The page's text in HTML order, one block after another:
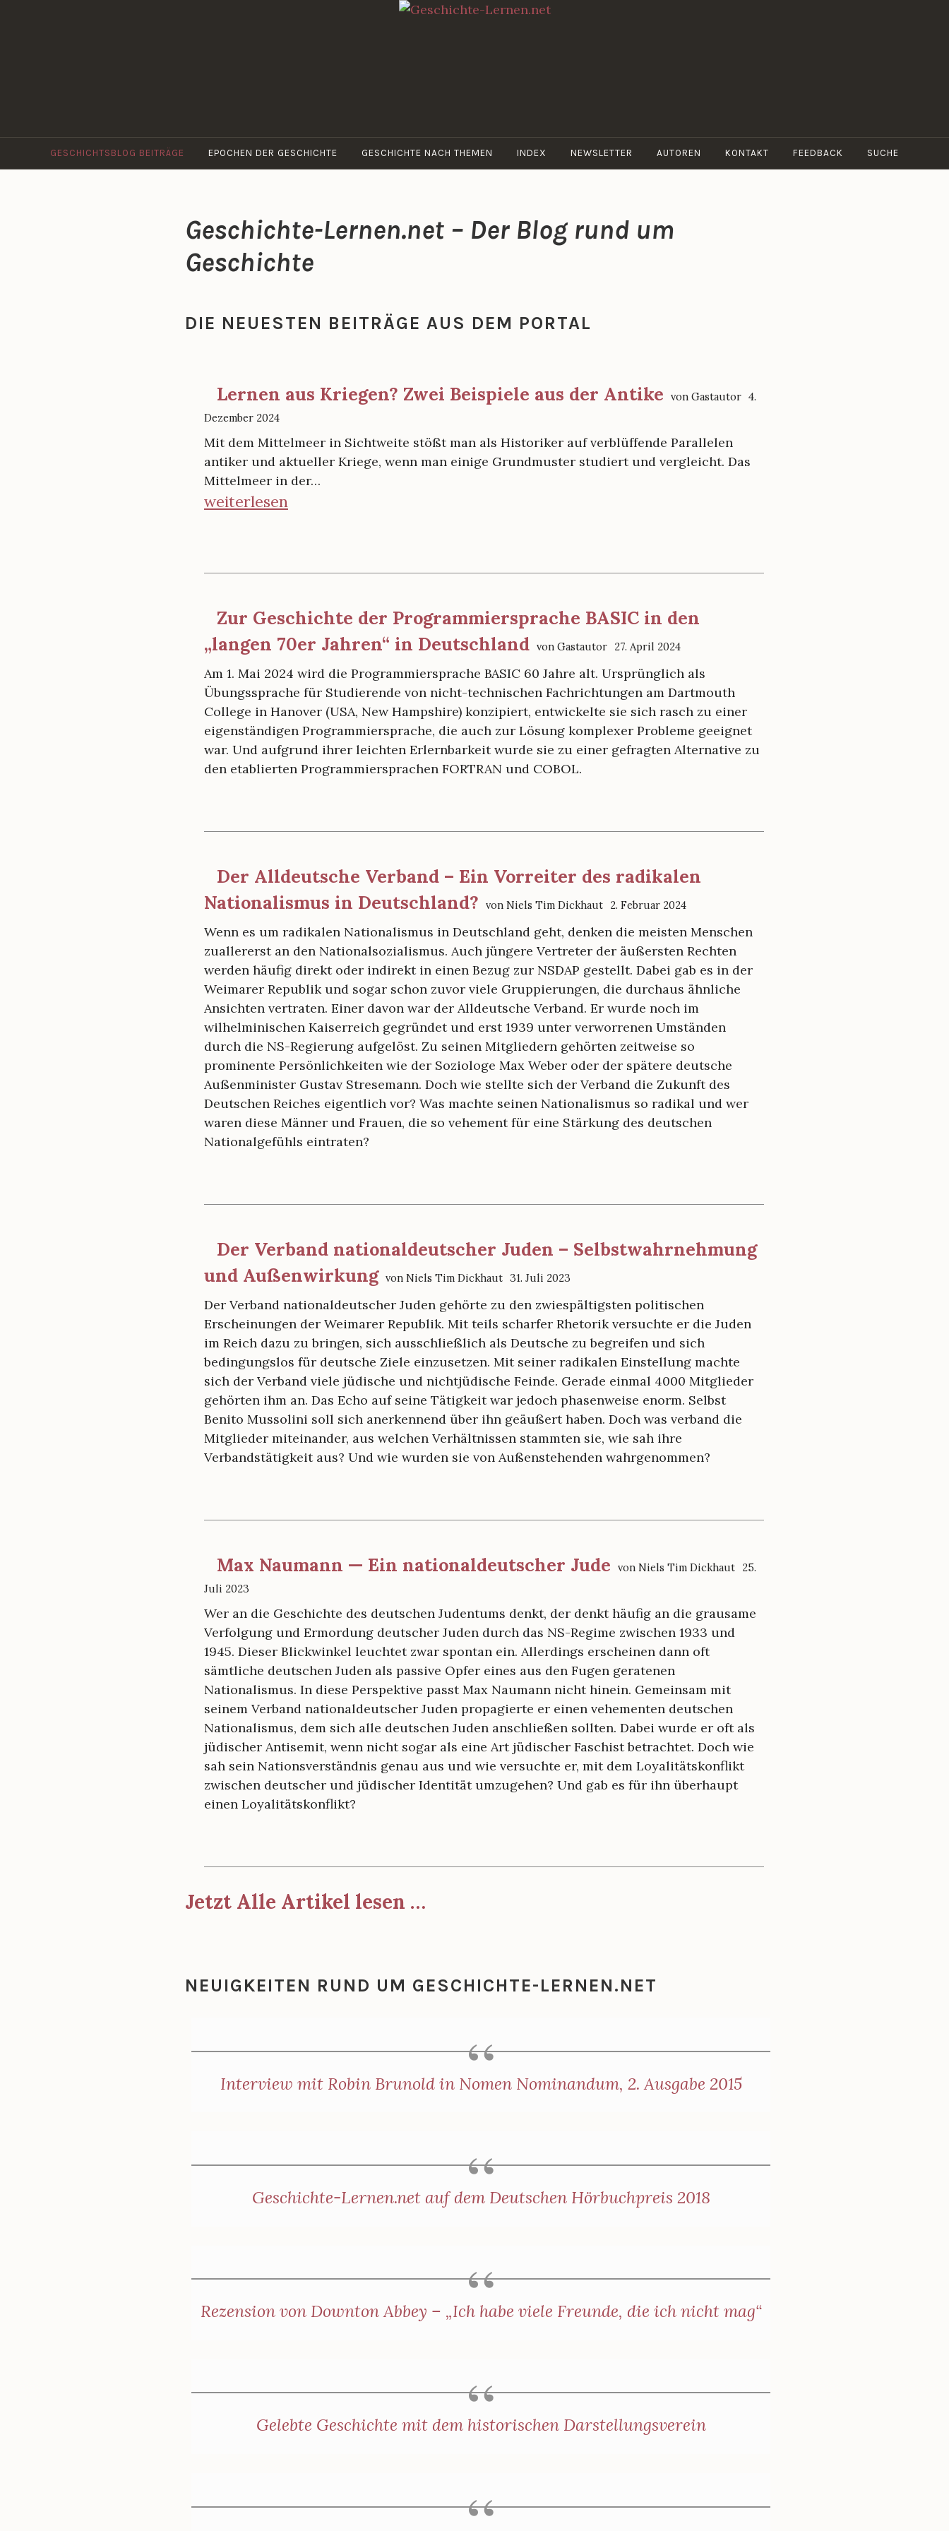
GESCHICHTSBLOG BEITRÄGE EPOCHEN DER GESCHICHTE GESCHICHTE NACH THEMEN INDEX NEWSLETTER AUTOREN KONTAKT FEEDBACK SUCHE
Geschichte-Lernen.net – Der Blog rund um
Geschichte
DIE NEUESTEN BEITRÄGE AUS DEM PORTAL
Lernen aus Kriegen? Zwei Beispiele aus der Antike von Gastautor 4.
Dezember 2024
Mit dem Mittelmeer in Sichtweite stößt man als Historiker auf verblüffende Parallelen
antiker und aktueller Kriege, wenn man einige Grundmuster studiert und vergleicht. Das
Mittelmeer in der…
„
r
a
u
s
K
r
i
Z
w
e
i
B
e
i
s
p
i
e
a
d
r
A
n
t
i
k
e
weiterlesen
Zur Geschichte der Programmiersprache BASIC in den
„langen 70er Jahren“ in Deutschland von Gastautor 27. April 2024
Am 1. Mai 2024 wird die Programmiersprache BASIC 60 Jahre alt. Ursprünglich als
Übungssprache für Studierende von nicht-technischen Fachrichtungen am Dartmouth
College in Hanover (USA, New Hampshire) konzipiert, entwickelte sie sich rasch zu einer
eigenständigen Programmiersprache, die auch zur Lösung komplexer Probleme geeignet
war. Und aufgrund ihrer leichten Erlernbarkeit wurde sie zu einer gefragten Alternative zu
den etablierten Programmiersprachen FORTRAN und COBOL.
Der Alldeutsche Verband – Ein Vorreiter des radikalen
Nationalismus in Deutschland? von Niels Tim Dickhaut 2. Februar 2024
Wenn es um radikalen Nationalismus in Deutschland geht, denken die meisten Menschen
zuallererst an den Nationalsozialismus. Auch jüngere Vertreter der äußersten Rechten
werden häufig direkt oder indirekt in einen Bezug zur NSDAP gestellt. Dabei gab es in der
Weimarer Republik und sogar schon zuvor viele Gruppierungen, die durchaus ähnliche
Ansichten vertraten. Einer davon war der Alldeutsche Verband. Er wurde noch im
wilhelminischen Kaiserreich gegründet und erst 1939 unter verworrenen Umständen
durch die NS-Regierung aufgelöst. Zu seinen Mitgliedern gehörten zeitweise so
prominente Persönlichkeiten wie der Soziologe Max Weber oder der spätere deutsche
Außenminister Gustav Stresemann. Doch wie stellte sich der Verband die Zukunft des
Deutschen Reiches eigentlich vor? Was machte seinen Nationalismus so radikal und wer
waren diese Männer und Frauen, die so vehement für eine Stärkung des deutschen
Nationalgefühls eintraten?
Der Verband nationaldeutscher Juden – Selbstwahrnehmung
und Außenwirkung von Niels Tim Dickhaut 31. Juli 2023
Der Verband nationaldeutscher Juden gehörte zu den zwiespältigsten politischen
Erscheinungen der Weimarer Republik. Mit teils scharfer Rhetorik versuchte er die Juden
im Reich dazu zu bringen, sich ausschließlich als Deutsche zu begreifen und sich
bedingungslos für deutsche Ziele einzusetzen. Mit seiner radikalen Einstellung machte
sich der Verband viele jüdische und nichtjüdische Feinde. Gerade einmal 4000 Mitglieder
gehörten ihm an. Das Echo auf seine Tätigkeit war jedoch phasenweise enorm. Selbst
Benito Mussolini soll sich anerkennend über ihn geäußert haben. Doch was verband die
Mitglieder miteinander, aus welchen Verhältnissen stammten sie, wie sah ihre
Verbandstätigkeit aus? Und wie wurden sie von Außenstehenden wahrgenommen?
Max Naumann — Ein nationaldeutscher Jude von Niels Tim Dickhaut 25.
Juli 2023
Wer an die Geschichte des deutschen Judentums denkt, der denkt häufig an die grausame
Verfolgung und Ermordung deutscher Juden durch das NS-Regime zwischen 1933 und
1945. Dieser Blickwinkel leuchtet zwar spontan ein. Allerdings erscheinen dann oft
sämtliche deutschen Juden als passive Opfer eines aus den Fugen geratenen
Nationalismus. In diese Perspektive passt Max Naumann nicht hinein. Gemeinsam mit
seinem Verband nationaldeutscher Juden propagierte er einen vehementen deutschen
Nationalismus, dem sich alle deutschen Juden anschließen sollten. Dabei wurde er oft als
jüdischer Antisemit, wenn nicht sogar als eine Art jüdischer Faschist betrachtet. Doch wie
sah sein Nationsverständnis genau aus und wie versuchte er, mit dem Loyalitätskonflikt
zwischen deutscher und jüdischer Identität umzugehen? Und gab es für ihn überhaupt
einen Loyalitätskonflikt?
Jetzt Alle Artikel lesen …
NEUIGKEITEN RUND UM GESCHICHTE-LERNEN.NET
Interview mit Robin Brunold in Nomen Nominandum, 2. Ausgabe 2015
Geschichte-Lernen.net auf dem Deutschen Hörbuchpreis 2018
Rezension von Downton Abbey – „Ich habe viele Freunde, die ich nicht mag“
Gelebte Geschichte mit dem historischen Darstellungsverein